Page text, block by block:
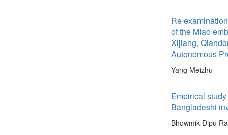
Re
of the Miao
Xijiang,
Autonomous
Yang Meizhu
Empirical
Bangladeshi
Bhowmik Dipu